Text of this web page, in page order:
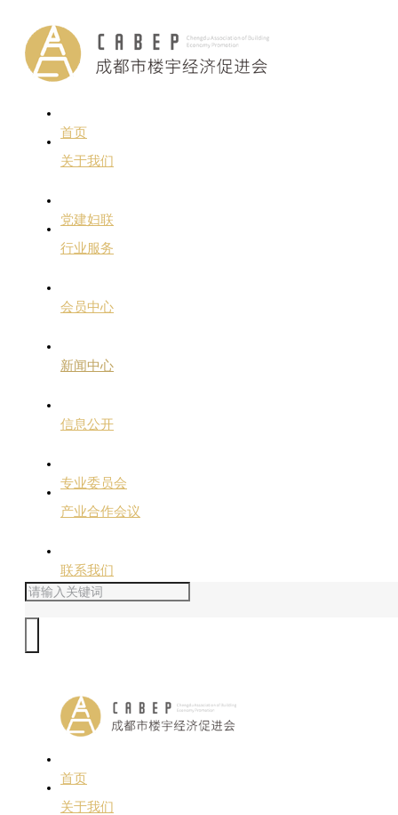
首页
关于我们
党建妇联
行业服务
会员中心
新闻中心
信息公开
专业委员会
产业合作会议
联系我们
首页
关于我们